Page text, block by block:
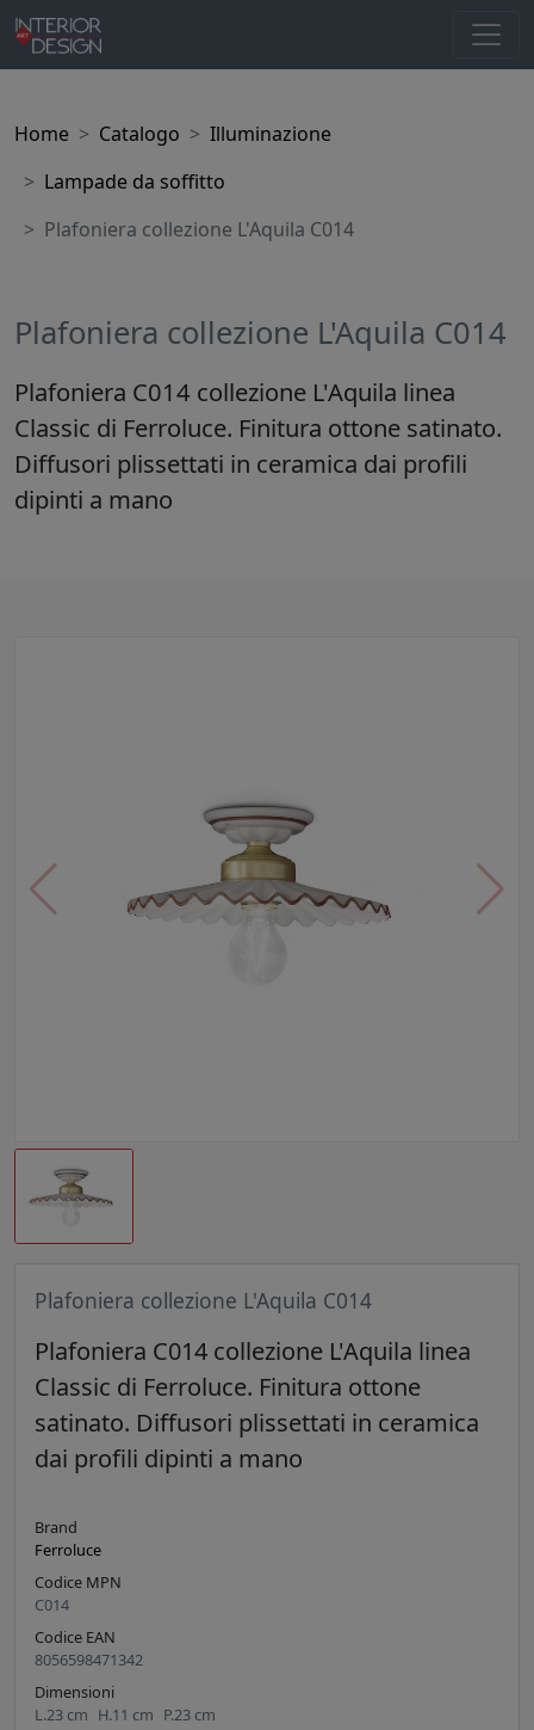
Home Catalogo
Illuminazione
Lampade da soffitto
Plafoniera collezione L'Aquila C014
Plafoniera collezione L'Aquila C014
Plafoniera C014 collezione L'Aquila linea
Classic di Ferroluce. Finitura ottone satinato.
Diffusori plissettati in ceramica dai profili
dipinti a mano
Plafoniera collezione L'Aquila C014
Plafoniera C014 collezione L'Aquila linea
Classic di Ferroluce. Finitura ottone
satinato. Diffusori plissettati in ceramica
dai profili dipinti a mano
Brand
Ferroluce
Codice MPN
C014
Codice EAN
8056598471342
Dimensioni
L.23 cm H.11 cm P.23 cm